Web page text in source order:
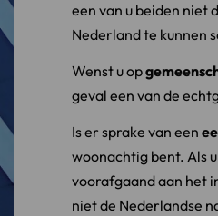
een van u beiden niet
Nederland te kunnen
Wenst u op
geval een van de
Is er sprake van een
woonachtig bent. Als
voorafgaand aan het
niet de Nederlandse